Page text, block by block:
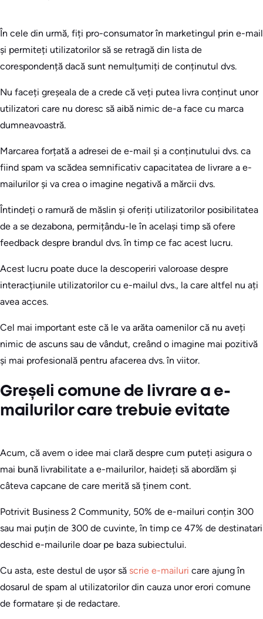
În cele din urmă, fiți pro-consumator în marketingul prin e-mail
și permiteți utilizatorilor să se retragă din lista de
corespondență dacă sunt nemulțumiți de conținutul dvs.
Nu faceți greșeala de a crede că veți putea livra conținut unor
utilizatori care nu doresc să aibă nimic de-a face cu marca
dumneavoastră.
Marcarea forțată a adresei de e-mail și a conținutului dvs. ca
fiind spam va scădea semnificativ capacitatea de livrare a e-
mailurilor și va crea o imagine negativă a mărcii dvs.
Întindeți o ramură de măslin și oferiți utilizatorilor posibilitatea
de a se dezabona, permițându-le în același timp să ofere
feedback despre brandul dvs. în timp ce fac acest lucru.
Acest lucru poate duce la descoperiri valoroase despre
interacțiunile utilizatorilor cu e-mailul dvs., la care altfel nu ați
avea acces.
Cel mai important este că le va arăta oamenilor că nu aveți
nimic de ascuns sau de vândut, creând o imagine mai pozitivă
și mai profesională pentru afacerea dvs. în viitor.
Greșeli comune de livrare a e-
mailurilor care trebuie evitate
Acum, că avem o idee mai clară despre cum puteți asigura o
mai bună livrabilitate a e-mailurilor, haideți să abordăm și
câteva capcane de care merită să ținem cont.
Potrivit Business 2 Community, 50% de e-mailuri conțin 300
sau mai puțin de 300 de cuvinte, în timp ce 47% de destinatari
deschid e-mailurile doar pe baza subiectului.
Cu asta, este destul de ușor să scrie e-mailuri care ajung în
dosarul de spam al utilizatorilor din cauza unor erori comune
de formatare și de redactare.